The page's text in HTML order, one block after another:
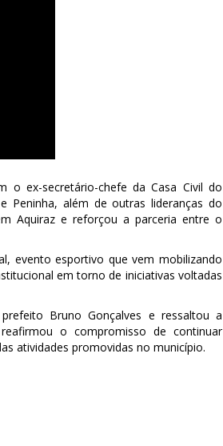
o ex-secretário-chefe da Casa Civil do
Peninha, além de outras lideranças do
Aquiraz e reforçou a parceria entre o
evento esportivo que vem mobilizando
em torno de iniciativas voltadas
Bruno Gonçalves e ressaltou a
o compromisso de continuar
atividades promovidas no município.